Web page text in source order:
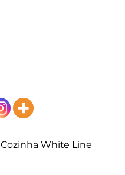
Cozinha White Line